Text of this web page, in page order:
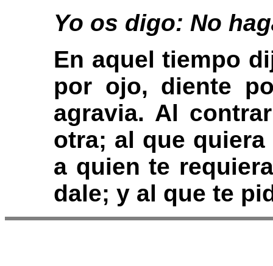
Yo os digo: No
En aquel tiempo
por ojo, diente
agravia. Al
otra; al que
a quien te
dale; y al que te